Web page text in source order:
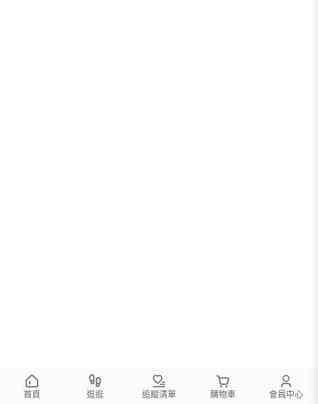
首頁 逛逛 追蹤清單 購物車 會員中心